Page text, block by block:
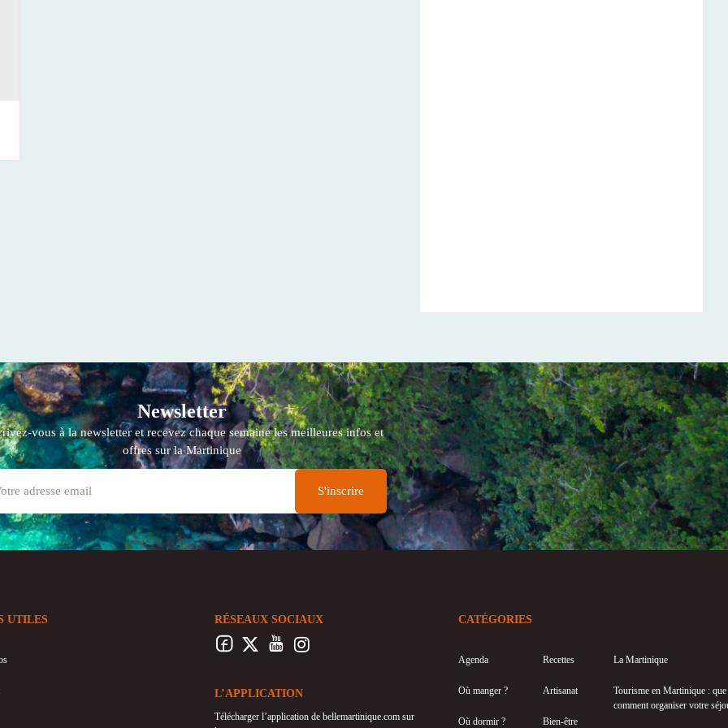
Newsletter
vous à la newsletter et recevez chaque semaine les meilleures infos et
offres sur la Martinique
UTILES RÉSEAUX SOCIAUX
L’APPLICATION
Télécharger l’application de bellemartinique.com sur
CATÉGORIES
Agenda
Où manger ?
Où dormir ?
Recettes
Artisanat
Bien-être
La Martinique
Tourisme en Martinique :
comment organiser votre